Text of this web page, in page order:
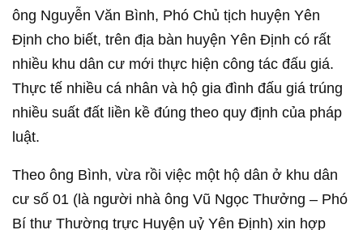
ông Nguyễn Văn Bình, Phó Chủ tịch huyện Yên
Định cho biết, trên địa bàn huyện Yên Định có rất
nhiều khu dân cư mới thực hiện công tác đấu giá.
Thực tế nhiều cá nhân và hộ gia đình đấu giá trúng
nhiều suất đất liền kề đúng theo quy định của pháp
luật.
Theo ông Bình, vừa rồi việc một hộ dân ở khu dân
cư số 01 (là người nhà ông Vũ Ngọc Thưởng – Phó
Bí thư Thường trực Huyện uỷ Yên Định) xin hợp